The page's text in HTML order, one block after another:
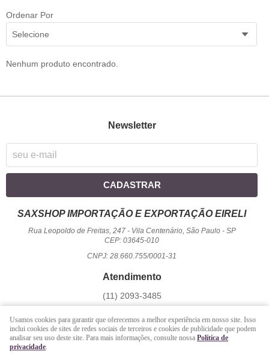
Ordenar Por
Selecione
Nenhum produto encontrado.
Newsletter
CADASTRAR
SAXSHOP IMPORTAÇÃO E EXPORTAÇÃO EIRELI
Rua Leopoldo de Freitas, 247- Vila Centenário, São Paulo- SP
CEP: 03645-010
CNPJ: 28.660.755/0001-31
Atendimento
(11) 2093-3485
Seg a Sex - 09 hrs às 17:00 hrs / Sáb - 09 hrs às 13 hrs.
atendimento@saxshop.com.br
Usamos cookies para garantir que oferecemos a melhor experiência em nosso site. Isso
inclui cookies de sites de redes sociais de terceiros e cookies de publicidade que podem
analisar seu uso deste site. Para mais informações, consulte nossa Política de
privacidade.